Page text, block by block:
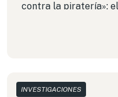
contra la piratería»:
para compartir
INVESTIGACIONES